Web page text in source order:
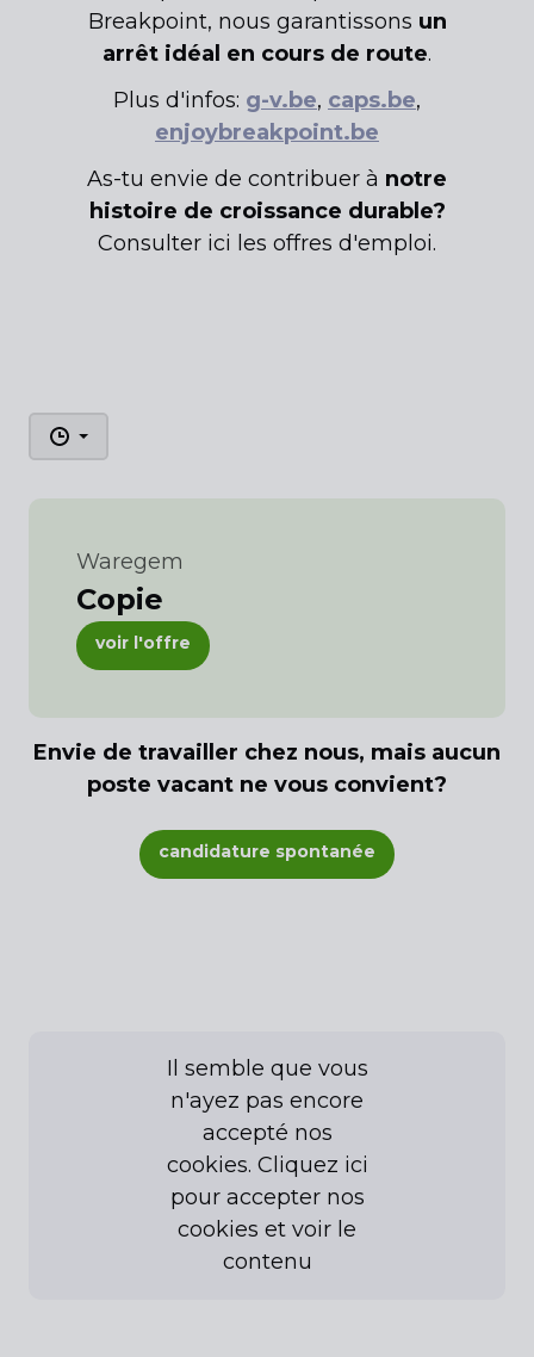
Breakpoint, nous garantissons un
arrêt idéal en cours de route.
Plus d'infos: g-v.be, caps.be,
enjoybreakpoint.be
As-tu envie de contribuer à notre
histoire de croissance durable?
Consulter ici les offres d'emploi.
Waregem
Copie
voir l'offre
Envie de travailler chez nous, mais aucun
poste vacant ne vous convient?
candidature spontanée
Il semble que vous
n'ayez pas encore
accepté nos
cookies. Cliquez ici
pour accepter nos
cookies et voir le
contenu